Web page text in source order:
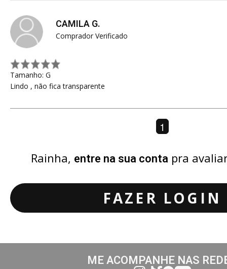
CAMILA G.
Comprador Verificado
Tamanho: G
Lindo , não fica transparente
1
Rainha, entre na sua conta pra
FAZER LOGIN
ME ACOMPANHE NAS